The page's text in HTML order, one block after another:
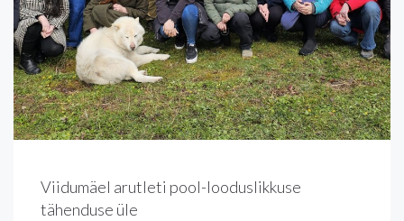
Viidumäel arutleti pool-looduslikkuse
tähenduse üle